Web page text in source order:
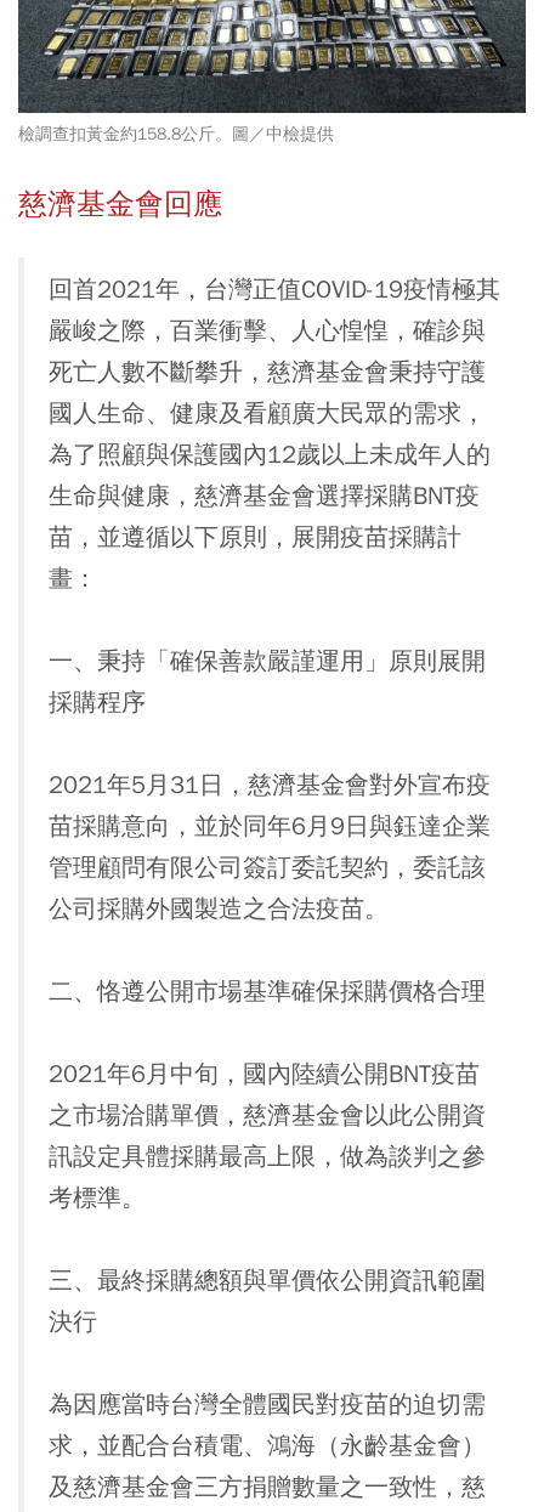
檢調查扣黃金約158.8公斤。圖／中檢提供
慈濟基金會回應
回首2021年，台灣正值COVID-19疫情極其
嚴峻之際，百業衝擊、人心惶惶，確診與
死亡人數不斷攀升，慈濟基金會秉持守護
國人生命、健康及看顧廣大民眾的需求，
為了照顧與保護國內12歲以上未成年人的
生命與健康，慈濟基金會選擇採購BNT疫
苗，並遵循以下原則，展開疫苗採購計
畫：
一、秉持「確保善款嚴謹運用」原則展開
採購程序
2021年5月31日，慈濟基金會對外宣布疫
苗採購意向，並於同年6月9日與鈺達企業
管理顧問有限公司簽訂委託契約，委託該
公司採購外國製造之合法疫苗。
二、恪遵公開市場基準確保採購價格合理
2021年6月中旬，國內陸續公開BNT疫苗
之市場洽購單價，慈濟基金會以此公開資
訊設定具體採購最高上限，做為談判之參
考標準。
三、最終採購總額與單價依公開資訊範圍
決行
為因應當時台灣全體國民對疫苗的迫切需
求，並配合台積電、鴻海（永齡基金會）
及慈濟基金會三方捐贈數量之一致性，慈